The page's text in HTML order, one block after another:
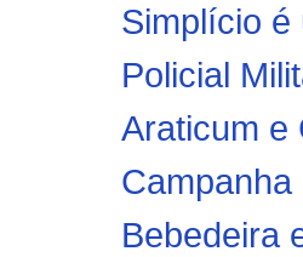
Simplício é
Policial
Araticum e
Bebedeira